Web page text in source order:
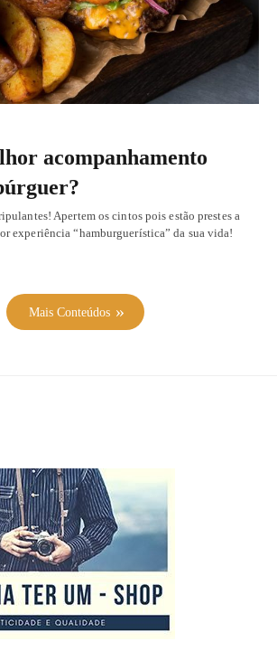
acompanhamento
Apertem os cintos pois estão prestes a
experiência “hamburguerística” da sua vida!
Mais Conteúdos